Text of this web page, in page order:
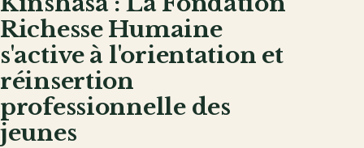
Richesse Humaine
s'active à l'orientation et
réinsertion
professionnelle des
jeunes